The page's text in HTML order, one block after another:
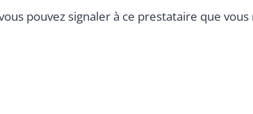
pouvez signaler à ce prestataire que